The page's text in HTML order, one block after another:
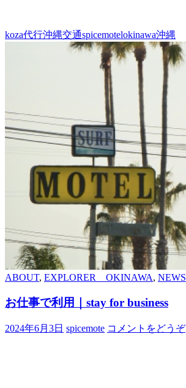
koza代行沖縄交通spicemotelokinawa沖縄
ABOUT, EXPLORER OKINAWA, NEWS
お仕事で利用｜stay for business
2024年6月3日 spicemote コメントをどうぞ